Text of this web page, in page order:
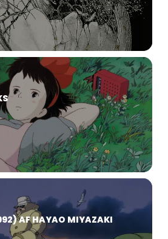
AF HAYAO MIYAZAKI